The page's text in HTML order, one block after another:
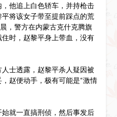
他追上白色轿车，并持枪击
将该女子带至提前踩点的荒
，警方在内蒙古克什克腾旗
时，赵黎平身上带血，没有
士透露，赵黎平杀人疑因被
赵便动手，极有可能是“激情
就一直搞刑侦，然后事发后